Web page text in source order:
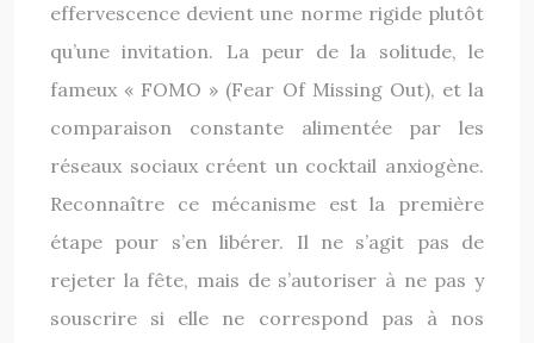
effervescence devient une norme rigide plutôt
qu’une invitation. La peur de la solitude, le
fameux « FOMO » (Fear Of Missing Out), et la
comparaison constante alimentée par les
réseaux sociaux créent un cocktail anxiogène.
Reconnaître ce mécanisme est la première
étape pour s’en libérer. Il ne s’agit pas de
rejeter la fête, mais de s’autoriser à ne pas y
souscrire si elle ne correspond pas à nos